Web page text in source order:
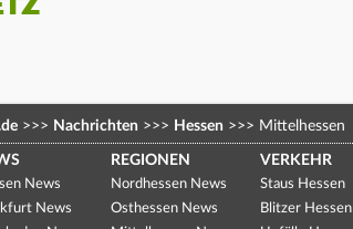
>>> Nachrichten >>> Hessen >>> Mittelhessen
News
News
REGIONEN
Nordhessen News
Osthessen News
VERKEHR
Staus Hessen
Blitzer Hessen